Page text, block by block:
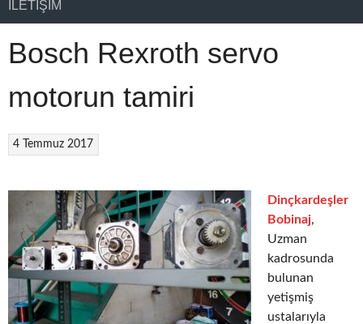
İLETIŞIM
Bosch Rexroth servo
motorun tamiri
4 Temmuz 2017
Dinçkardeşler
Bobinaj,
Uzman
kadrosunda
bulunan
yetişmiş
ustalarıyla